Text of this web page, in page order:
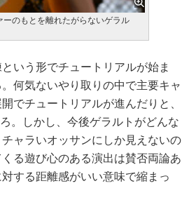
のもとを離れたがらないゲラル
いう形でチュートリアルが始ま
何気ないやり取りの中で主要キャ
でチュートリアルが進んだりと、
。しかし、今後ゲラルトがどんな
ャラいオッサンにしか見えないの
る遊び心のある演出は賛否両論あ
する距離感がいい意味で縮まっ